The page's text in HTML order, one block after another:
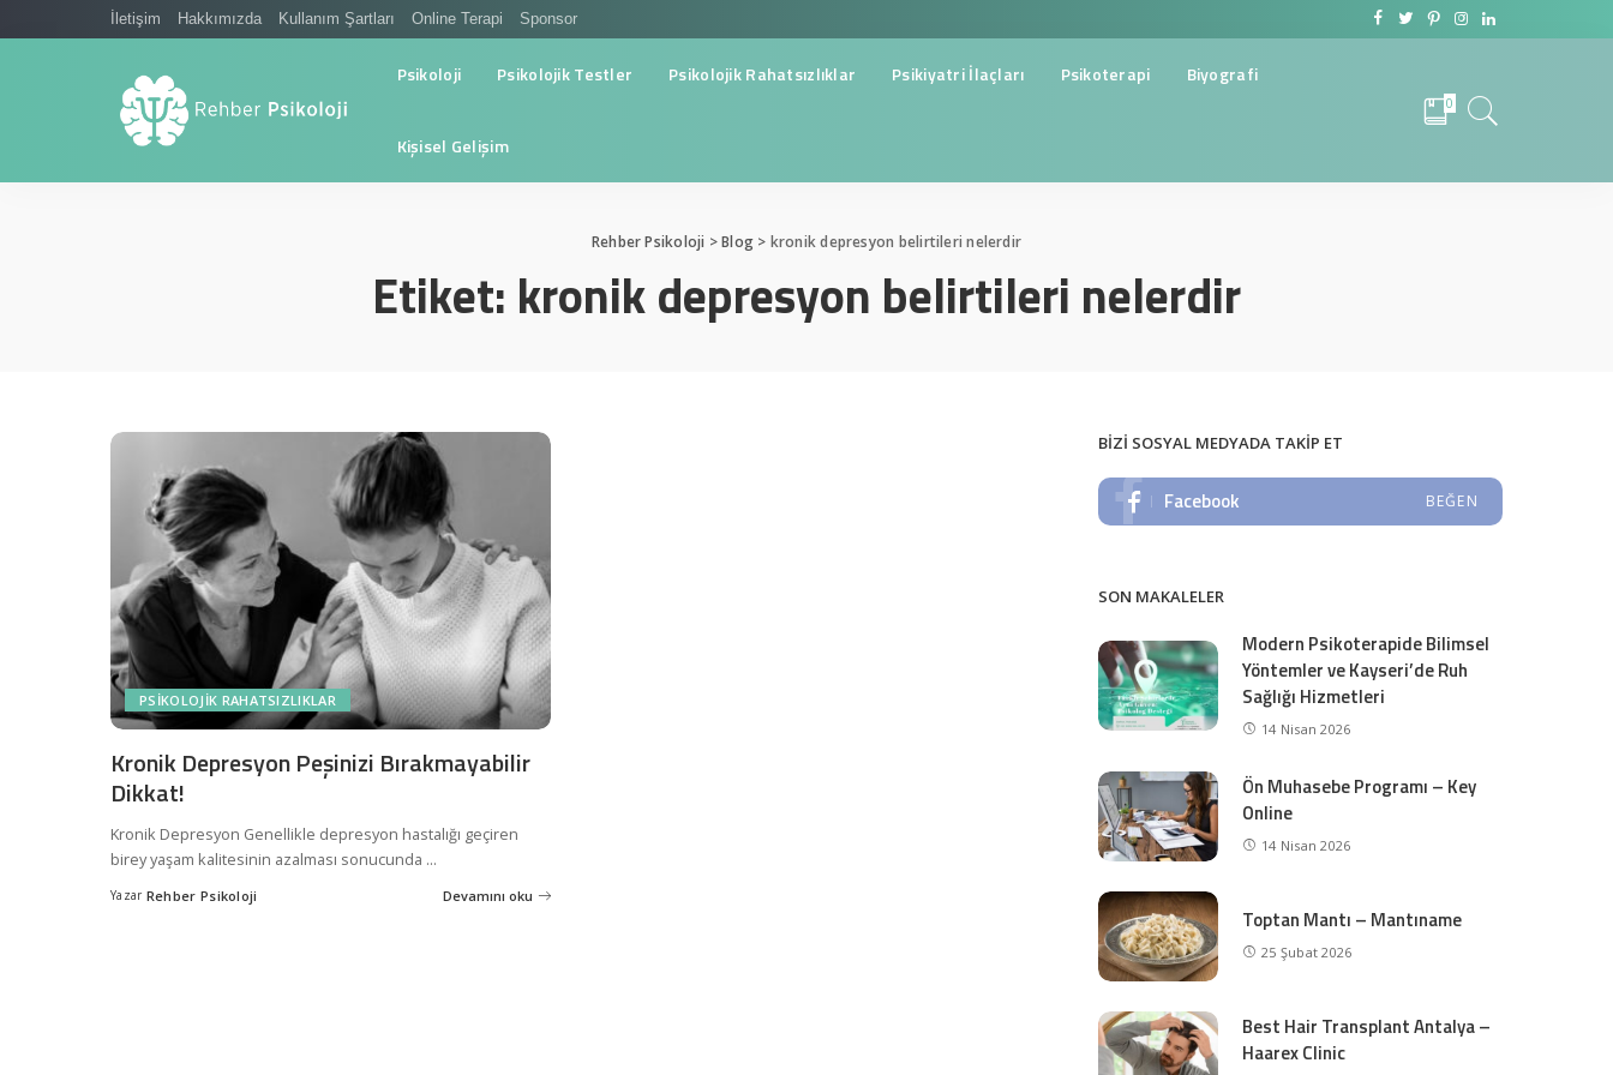
İletişim Hakkımızda Kullanım Şartları Online Terapi Sponsor
Psikoloji Psikolojik Testler Psikolojik Rahatsızlıklar Psikiyatri İlaçları Psikoterapi Biyografi
Kişisel Gelişim
0
Rehber Psikoloji >Blog > kronik depresyon belirtileri nelerdir
Etiket: kronik depresyon belirtileri nelerdir
PSIKOLOJIK RAHATSIZLIKLAR
Kronik Depresyon Peşinizi Bırakmayabilir
Dikkat!
Kronik Depresyon Genellikle depresyon hastalığı geçiren
birey yaşam kalitesinin azalması sonucunda ...
Posted
Yazar Rehber Psikoloji Devamını oku
BIZI SOSYAL MEDYADA TAKIP ET
Facebook BEĞEN
SON MAKALELER
Modern Psikoterapide Bilimsel
Yöntemler ve Kayseri’de Ruh
Sağlığı Hizmetleri
14 Nisan 2026
Ön Muhasebe Programı – Key
Online
14 Nisan 2026
Toptan Mantı – Mantıname
25 Şubat 2026
Best Hair Transplant Antalya –
Haarex Clinic